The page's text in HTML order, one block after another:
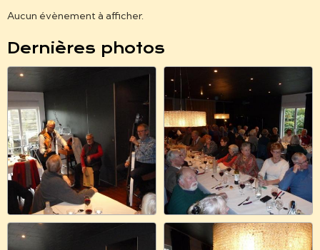
Aucun évènement à afficher.
Dernières photos